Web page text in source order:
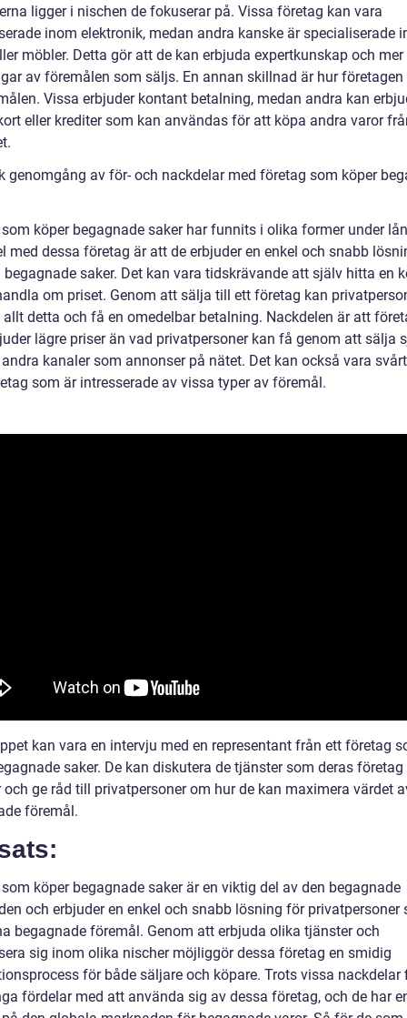
ligger i nischen de fokuserar på. Vissa företag kan vara
inom elektronik, medan andra kanske är specialiserade
möbler. Detta gör att de kan erbjuda expertkunskap och
av föremålen som säljs. En annan skillnad är hur
Vissa erbjuder kontant betalning, medan andra kan
eller krediter som kan användas för att köpa andra varor
genomgång av för- och nackdelar med företag som köper
köper begagnade saker har funnits i olika former under
med dessa företag är att de erbjuder en enkel och snabb
saker. Det kan vara tidskrävande att själv hitta en
om priset. Genom att sälja till ett företag kan
detta och få en omedelbar betalning. Nackdelen är att
lägre priser än vad privatpersoner kan få genom att sälja
kanaler som annonser på nätet. Det kan också vara
som är intresserade av vissa typer av föremål.
kan vara en intervju med en representant från ett företag
saker. De kan diskutera de tjänster som deras företag
och ge råd till privatpersoner om hur de kan maximera värdet
föremål.
köper begagnade saker är en viktig del av den begagnade
och erbjuder en enkel och snabb lösning för privatpersoner
begagnade föremål. Genom att erbjuda olika tjänster och
sig inom olika nischer möjliggör dessa företag en smidig
för både säljare och köpare. Trots vissa nackdelar
fördelar med att använda sig av dessa företag, och de har